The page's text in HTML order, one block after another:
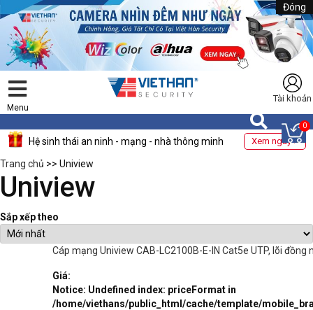
Đóng
Menu
Tài khoản
0
Hệ sinh thái an ninh - mạng - nhà thông minh Xem ngay >
Trang chủ >> Uniview
Uniview
Sắp xếp theo
Cáp mạng Uniview CAB-LC2100B-E-IN Cat5e UTP, lõi
Giá:
Notice: Undefined index: priceFormat in
/home/viethans/public_html/cache/template/